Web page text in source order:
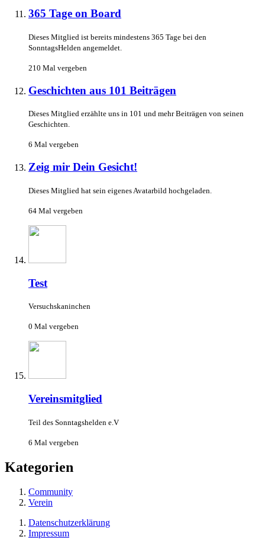
365 Tage on Board
Dieses Mitglied ist bereits mindestens 365 Tage bei den
SonntagsHelden angemeldet.
210 Mal vergeben
Geschichten aus 101 Beiträgen
Dieses Mitglied erzählte uns in 101 und mehr Beiträgen von seinen
Geschichten.
6 Mal vergeben
Zeig mir Dein Gesicht!
Dieses Mitglied hat sein eigenes Avatarbild hochgeladen.
64 Mal vergeben
Test
Versuchskaninchen
0 Mal vergeben
Vereinsmitglied
Teil des Sonntagshelden e.V
6 Mal vergeben
Kategorien
Community
Verein
Datenschutzerklärung
Impressum